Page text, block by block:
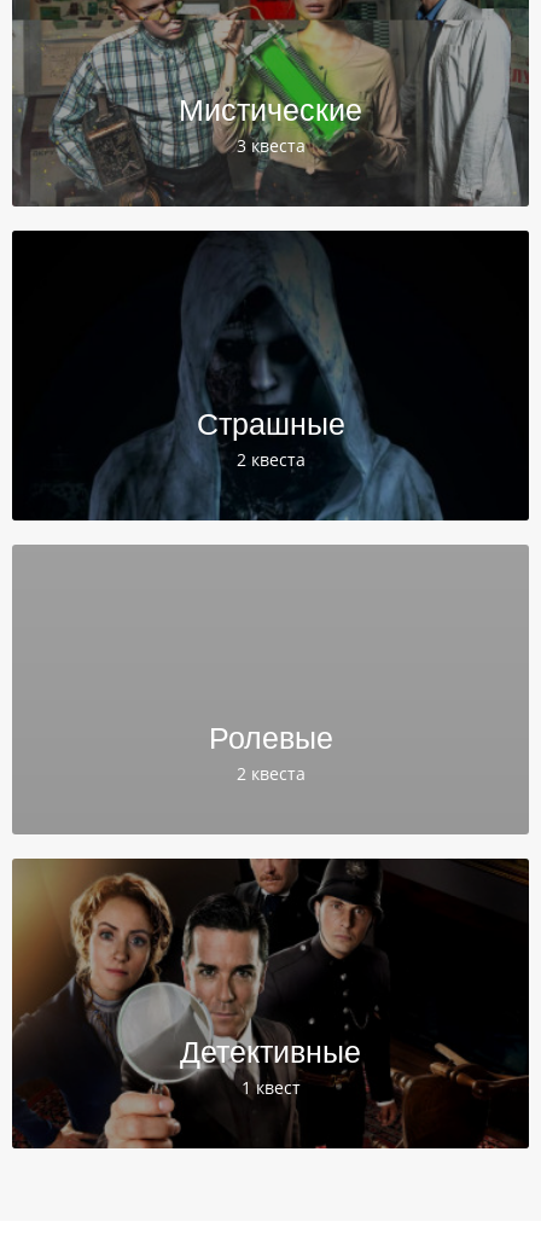
Мистические
3 квеста
Страшные
2 квеста
Ролевые
2 квеста
Детективные
1 квест